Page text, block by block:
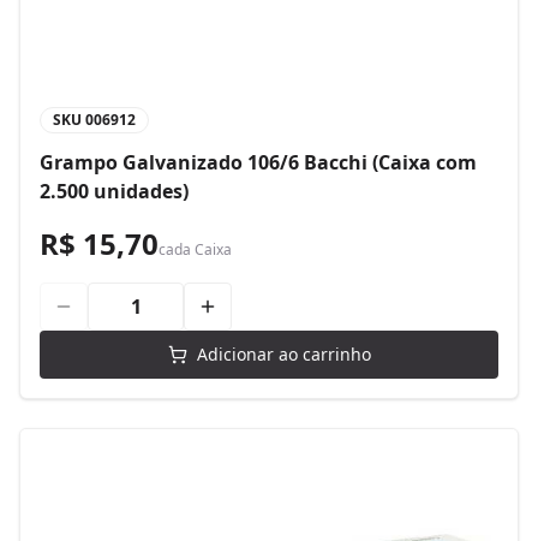
SKU 006912
Grampo Galvanizado 106/6 Bacchi (Caixa com
2.500 unidades)
R$ 15,70cada Caixa
Adicionar ao carrinho